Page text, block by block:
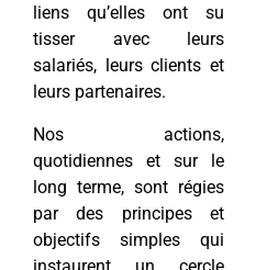
liens qu’elles ont su
tisser avec leurs
salariés, leurs clients et
leurs partenaires.
Nos actions,
quotidiennes et sur le
long terme, sont régies
par des principes et
objectifs simples qui